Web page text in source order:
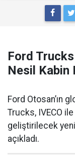
Ford Trucks
Nesil Kabin
Ford Otosan’ın
Trucks, IVECO
geliştirilecek yeni
açıkladı.